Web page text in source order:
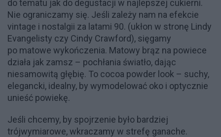
do tematu jak do degustacji w najlepszej cukierni.
Nie ograniczamy się. Jeśli zależy nam na efekcie
vintage i nostalgii za latami 90. (ukłon w stronę Lindy
Evangelisty czy Cindy Crawford), sięgamy
po matowe wykończenia. Matowy brąz na powiece
działa jak zamsz – pochłania światło, dając
niesamowitą głębię. To cocoa powder look – suchy,
elegancki, idealny, by wymodelować oko i optycznie
unieść powiekę.
Jeśli chcemy, by spojrzenie było bardziej
trójwymiarowe, wkraczamy w strefę ganache.